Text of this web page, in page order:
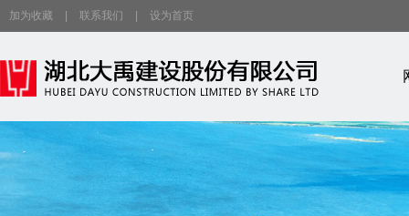
加为收藏 联系我们 设为首页